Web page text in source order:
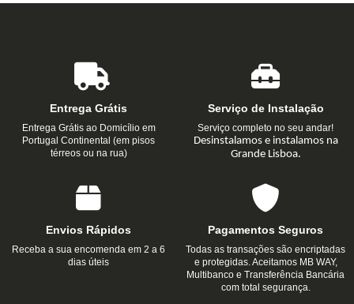
Entrega Grátis
Entrega Grátis ao Domicílio em
Portugal Continental (em pisos
térreos ou na rua)
Serviço de Instalação
Serviço completo no seu andar!
Desinstalamos e instalamos na
Grande Lisboa.
Envios Rápidos
Receba a sua encomenda em 2 a 6
dias úteis
Pagamentos Seguros
Todas as transações são encriptadas
e protegidas. Aceitamos MB WAY,
Multibanco e Transferência Bancária
com total segurança.